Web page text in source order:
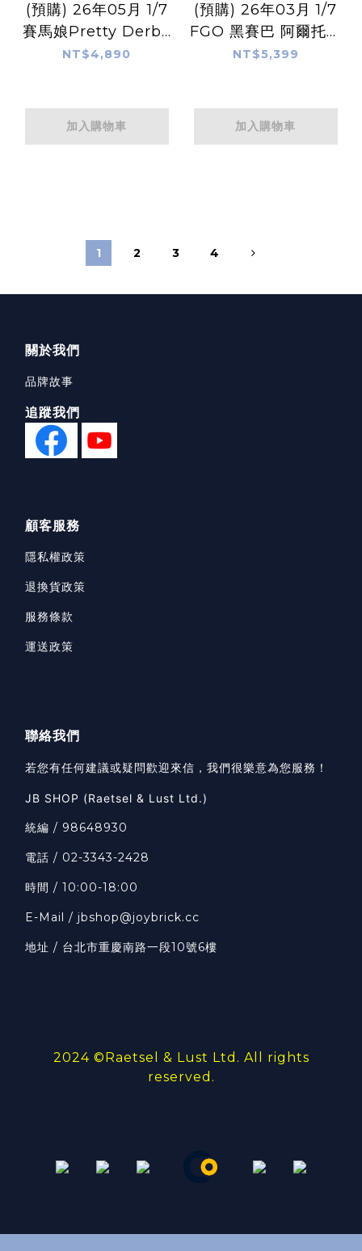
(預購) 26年05月 1/7
賽馬娘Pretty Derby
成田路
NT$4,890
加入購物車
(預購) 26年03月 1/7
FGO 黑賽巴 阿爾托莉
雅(Alter) 兔女郎ver.
NT$5,399
加入購物車
1 2 3 4
關於我們
品牌故事
追蹤我們
顧客服務
隱私權政策
退換貨政策
服務條款
運送政策
聯絡我們
若您有任何建議或疑問歡迎來信，我們很樂意為您服務！
JB SHOP (Raetsel & Lust Ltd.)
統編 / 98648930
電話 / 02-3343-2428
時間 / 10:00-18:00
E-Mail / jbshop@joybrick.cc
地址 / 台北市重慶南路一段10號6樓
2024 © Raetsel & Lust Ltd. All rights
reserved.